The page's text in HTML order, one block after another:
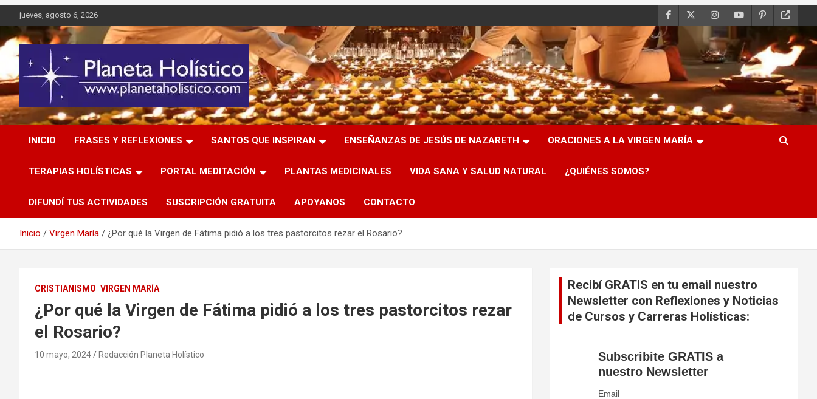
Saltar
al
contenido
jueves, agosto 6, 2026
Planeta Holístico
Difusión de espiritualidad, terapias alternativas holísticas,
cursos, talleres y seminarios
INICIO
FRASES Y REFLEXIONES SANTOS QUE INSPIRAN ENSEÑANZAS DE JESÚS DE NAZARETH ORACIONES A LA VIRGEN MARÍA
TERAPIAS HOLÍSTICAS PORTAL MEDITACIÓN PLANTAS MEDICINALES VIDA SANA Y SALUD NATURAL ¿QUIÉNES SOMOS?
DIFUNDÍ TUS ACTIVIDADES SUSCRIPCIÓN GRATUITA APOYANOS CONTACTO
Inicio Virgen María ¿Por qué la Virgen de Fátima pidió a los tres pastorcitos rezar el Rosario?
CRISTIANISMO VIRGEN MARÍA
¿Por qué la Virgen de Fátima pidió a los tres pastorcitos rezar
el Rosario?
10 mayo, 2024 Redacción Planeta Holístico
Recibí GRATIS en tu email nuestro
Newsletter con Reflexiones y Noticias
de Cursos y Carreras Holísticas:
Subscribite GRATIS a
nuestro Newsletter
Email